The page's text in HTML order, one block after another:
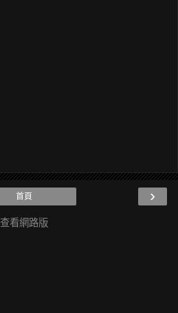
›
首頁
查看網路版